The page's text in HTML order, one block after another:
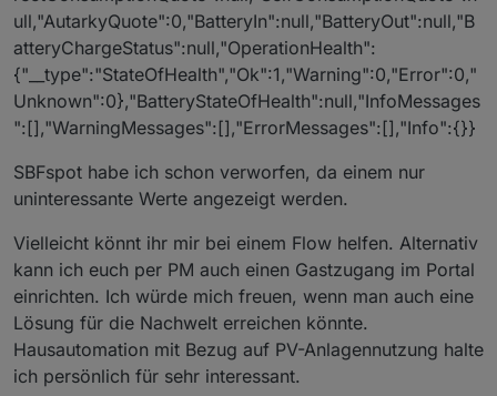
ull,"AutarkyQuote":0,"BatteryIn":null,"BatteryOut":null,"B
atteryChargeStatus":null,"OperationHealth":
{"__type":"StateOfHealth","Ok":1,"Warning":0,"Error":0,"
Unknown":0},"BatteryStateOfHealth":null,"InfoMessages
":[],"WarningMessages":[],"ErrorMessages":[],"Info":{}}
SBFspot habe ich schon verworfen, da einem nur
uninteressante Werte angezeigt werden.
Vielleicht könnt ihr mir bei einem Flow helfen. Alternativ
kann ich euch per PM auch einen Gastzugang im Portal
einrichten. Ich würde mich freuen, wenn man auch eine
Lösung für die Nachwelt erreichen könnte.
Hausautomation mit Bezug auf PV-Anlagennutzung halte
ich persönlich für sehr interessant.